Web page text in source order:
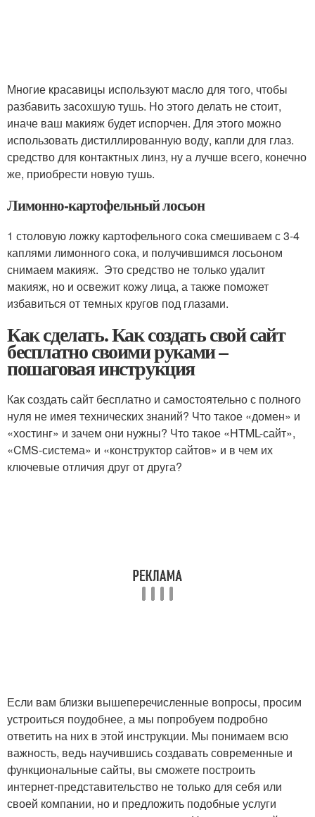
Многие красавицы используют масло для того, чтобы
разбавить засохшую тушь. Но этого делать не стоит,
иначе ваш макияж будет испорчен. Для этого можно
использовать дистиллированную воду, капли для глаз.
средство для контактных линз, ну а лучше всего, конечно
же, приобрести новую тушь.
Лимонно-картофельный лосьон
1 столовую ложку картофельного сока смешиваем с 3-4
каплями лимонного сока, и получившимся лосьоном
снимаем макияж. Это средство не только удалит
макияж, но и освежит кожу лица, а также поможет
избавиться от темных кругов под глазами.
Как сделать. Как создать свой сайт
бесплатно своими руками –
пошаговая инструкция
Как создать сайт бесплатно и самостоятельно с полного
нуля не имея технических знаний? Что такое «домен» и
«хостинг» и зачем они нужны? Что такое «HTML-сайт»,
«CMS-система» и «конструктор сайтов» и в чем их
ключевые отличия друг от друга?
Если вам близки вышеперечисленные вопросы, просим
устроиться поудобнее, а мы попробуем подробно
ответить на них в этой инструкции. Мы понимаем всю
важность, ведь научившись создавать современные и
функциональные сайты, вы сможете построить
интернет-представительство не только для себя или
своей компании, но и предложить подобные услуги